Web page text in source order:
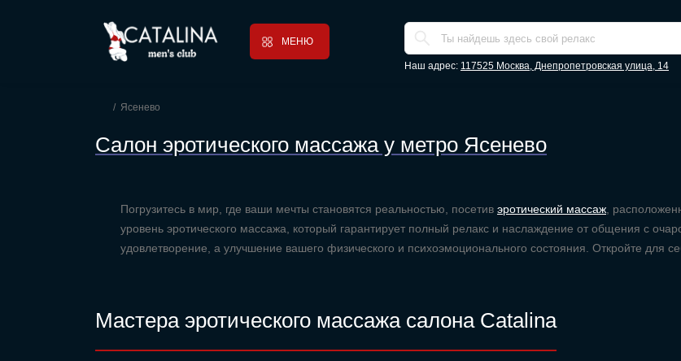
МЕНЮ
Наш адрес: 117525 Москва, Днепропетровская улица, 14
Ясенево
Салон эротического массажа у метро Ясенево
Погрузитесь в мир, где ваши мечты становятся реальностью, посетив эротический массаж ,
уровень эротического массажа, который гарантирует полный релакс и наслаждение от общения с
удовлетворение, а улучшение вашего физического и психоэмоционального состояния. Откройте для
Мастера эротического массажа салона Catalina